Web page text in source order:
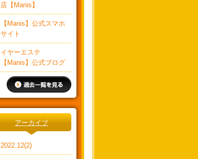
店【Manis】
【Manis】公式スマホ
サイト
イヤーエステ
【Manis】公式ブログ
アーカイブ
2022.12(2)